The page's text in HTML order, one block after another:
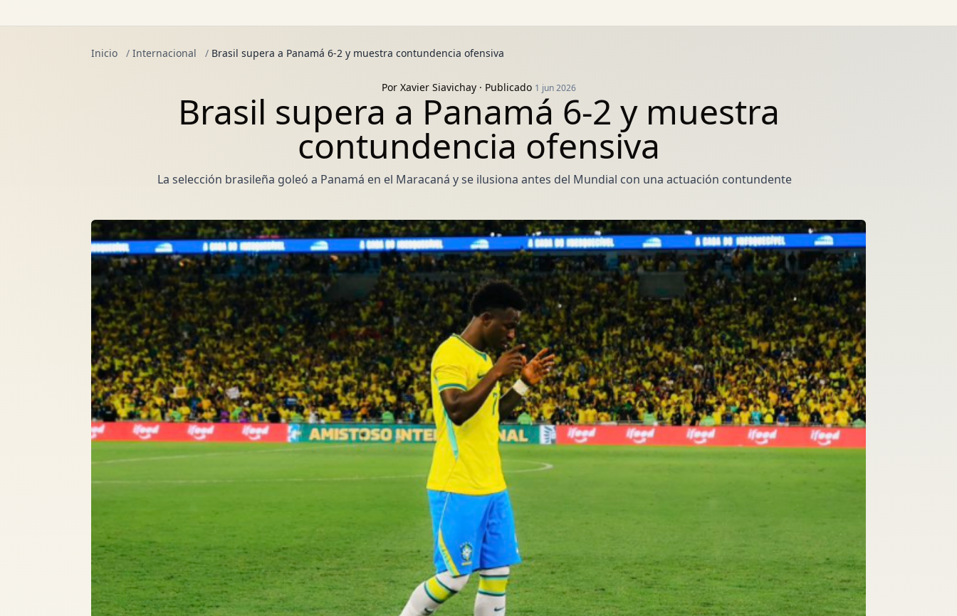
Inicio / Internacional / Brasil supera a Panamá 6-2 y muestra contundencia ofensiva
Por Xavier Siavichay· Publicado 1 jun 2026
Brasil supera a Panamá 6-2 y muestra
contundencia ofensiva
La selección brasileña goleó a Panamá en el Maracaná y se ilusiona antes del Mundial con una actuación contundente